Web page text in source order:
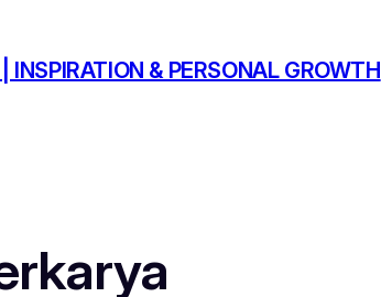
& PERSONAL GROWTH